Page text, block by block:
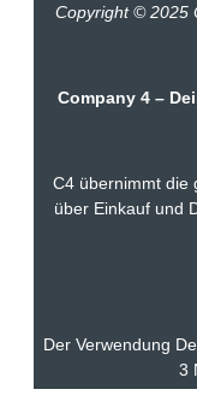
Copyright © 2025
Company 4 –
C4 übernimmt die
über Einkauf und
Der Verwendung
3